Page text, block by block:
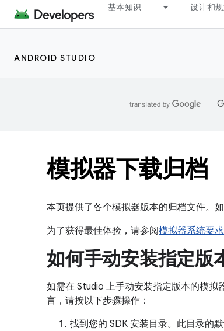
基本知识 设计和
ANDROID STUDIO
模拟器下载归档
本页提供了各个模拟器版本的归档文件。
为了获得最佳体验，请参阅模拟器系统要求
如何手动安装指定版
如需在 Studio 上手动安装指定版本的模拟
言，请按以下步骤操作：
找到您的 SDK 安装目录。此目录的